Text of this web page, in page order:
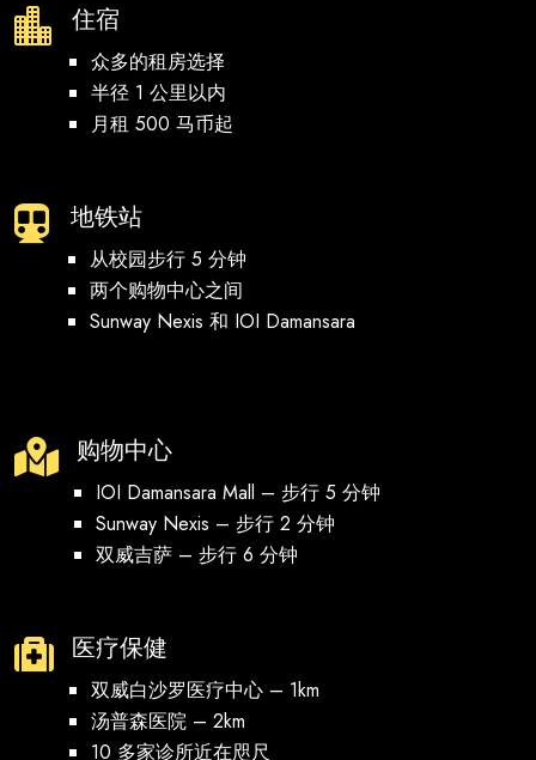
 住宿
众多的租房选择
半径 1 公里以内
月租 500 马币起
 地铁站
从校园步行 5 分钟
两个购物中心之间
Sunway Nexis 和 IOI Damansara
 购物中心
IOI Damansara Mall – 步行 5 分钟
Sunway Nexis – 步行 2 分钟
双威吉萨 – 步行 6 分钟
 医疗保健
双威白沙罗医疗中心 – 1km
汤普森医院 – 2km
10 多家诊所近在咫尺